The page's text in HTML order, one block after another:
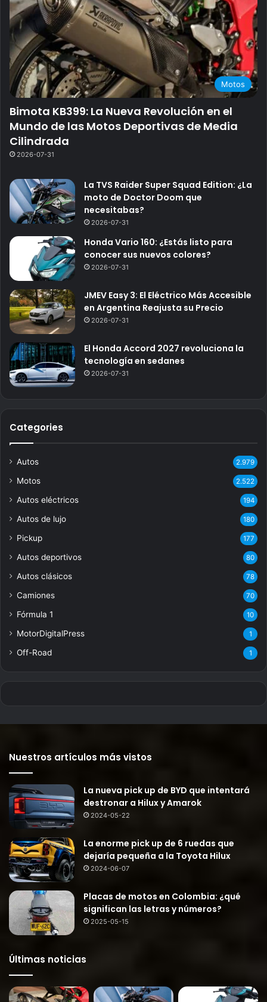
Motos
Bimota KB399: La Nueva Revolución en el
Mundo de las Motos Deportivas de Media
Cilindrada
2026-07-31
La TVS Raider Super Squad Edition: ¿La
moto de Doctor Doom que
necesitabas?
2026-07-31
Honda Vario 160: ¿Estás listo para
conocer sus nuevos colores?
2026-07-31
JMEV Easy 3: El Eléctrico Más Accesible
en Argentina Reajusta su Precio
2026-07-31
El Honda Accord 2027 revoluciona la
tecnología en sedanes
2026-07-31
Categories
Autos 2.979
Motos 2.522
Autos eléctricos 194
Autos de lujo 180
Pickup 177
Autos deportivos 80
Autos clásicos 78
Camiones 70
Fórmula 1 10
MotorDigitalPress 1
Off-Road 1
Nuestros artículos más vistos
La nueva pick up de BYD que intentará
destronar a Hilux y Amarok
2024-05-22
La enorme pick up de 6 ruedas que
dejaría pequeña a la Toyota Hilux
2024-06-07
Placas de motos en Colombia: ¿qué
significan las letras y números?
2025-05-15
Últimas noticias